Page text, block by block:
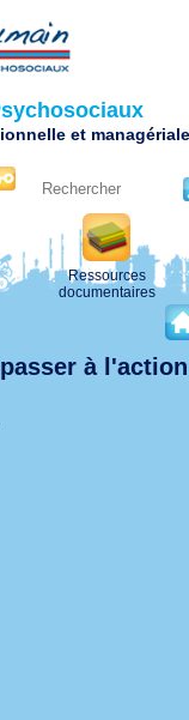
et managériale
Ressources
documentaires
à l'action